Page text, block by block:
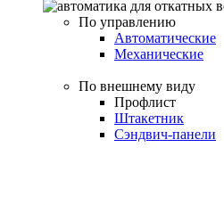
По управлению
Автоматические
Механические
По внешнему виду
Профлист
Штакетник
Сэндвич-панели